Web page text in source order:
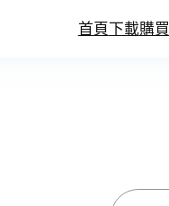
首頁下載購買
搜